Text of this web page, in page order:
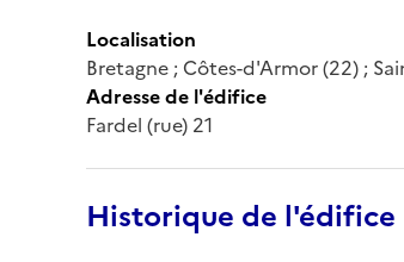
Localisation
Bretagne ; Côtes-d'Armor (22) ;
Adresse de l'édifice
Fardel (rue) 21
Historique de l'édifice